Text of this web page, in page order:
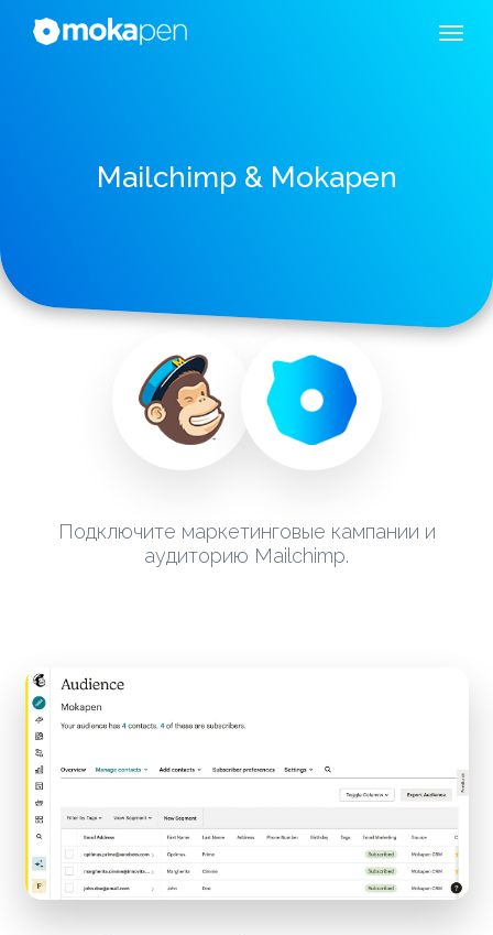
Mailchimp & Mokapen
Подключите маркетинговые кампании и
аудиторию Mailchimp.